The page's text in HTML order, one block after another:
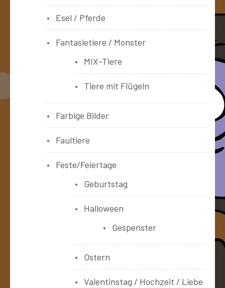
Esel / Pferde
Fantasietiere / Monster
MIX-Tiere
Tiere mit Flügeln
Farbige Bilder
Faultiere
Feste/Feiertage
Geburtstag
Halloween
Gespenster
Ostern
Valentinstag / Hochzeit / Liebe